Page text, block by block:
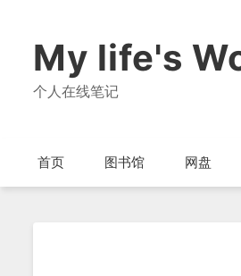
My life's
个人在线笔记
首页 图书馆 网盘